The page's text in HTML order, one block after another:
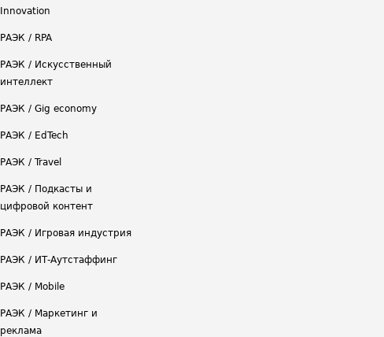
Innovation
РАЭК / RPA
РАЭК / Искусственный
интеллект
РАЭК / Gig economy
РАЭК / EdTech
РАЭК / Travel
РАЭК / Подкасты и
цифровой контент
РАЭК / Игровая индустрия
РАЭК / ИТ-Аутстаффинг
РАЭК / Mobile
РАЭК / Маркетинг и
реклама